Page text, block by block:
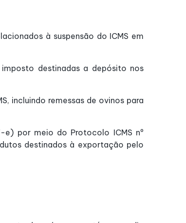
à suspensão do ICMS em
destinadas a depósito nos
incluindo remessas de ovinos para
e) por meio do Protocolo ICMS nº
destinados à exportação pelo